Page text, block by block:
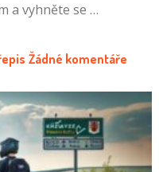
a vyhněte se …
Žádné komentáře